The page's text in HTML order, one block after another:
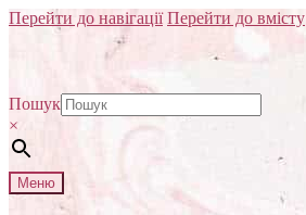
Перейти до навігації Перейти до вмісту
Пошук
×
Меню